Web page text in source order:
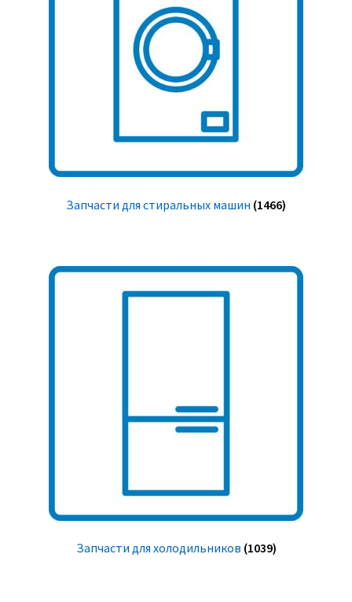
Запчасти для стиральных машин (1466)
Запчасти для холодильников (1039)